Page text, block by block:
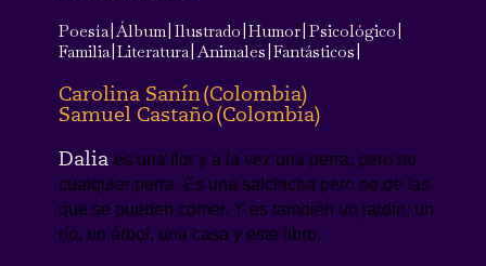
Poesía Álbum Ilustrado Humor Psicológico
Familia Literatura Animales Fantásticos
Carolina Sanín(Colombia)
Samuel Castaño(Colombia)
Dalia es una flor y a la vez una perra, pero no
cualquier perra. Es una salchicha pero no de las
que se pueden comer. Y es también un jardín, un
río, un árbol, una casa y este libro.